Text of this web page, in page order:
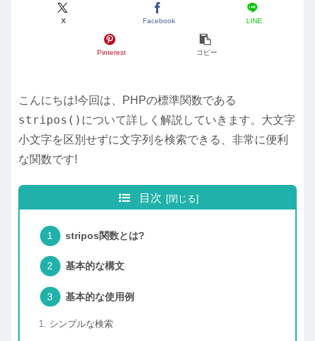
X Facebook LINE
Pinterest コピー
こんにちは!今回は、PHPの標準関数である
stripos() について詳しく解説していきます。大文字
小文字を区別せずに文字列を検索できる、非常に便利
な関数です!
目次
stripos関数とは?
基本的な構文
基本的な使用例
シンプルな検索